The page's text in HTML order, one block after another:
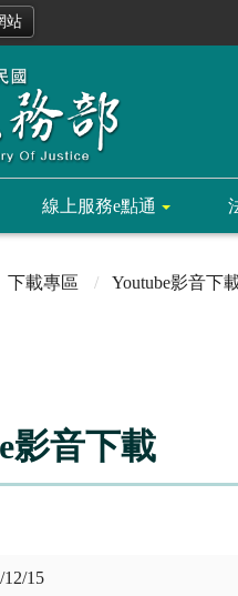
站
線上服務e點通
下載專區 Youtube影音下
影音下載
12/15